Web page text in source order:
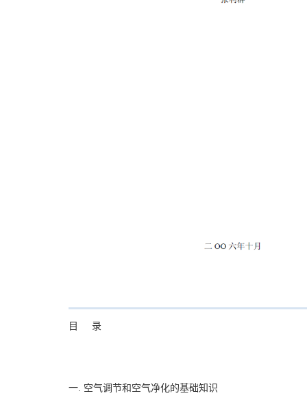
目 录
一. 空气调节和空气净化的基础知识